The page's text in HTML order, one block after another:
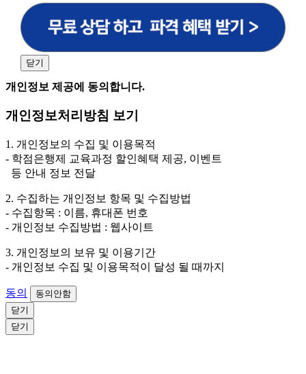
원격평생교육원을 비롯한 해커스 교육그룹의 새로운 서
비스 신상품이나 이벤트, 최신 정보 안내 등 신청자의 취
향에 맞는 최적의 서비스를 제공하기 위함.
어, 해커스일본어, 해커스잡, 해커스금융, 해커스임용, 해커스공무
원, 해커스경찰, 해커스소방, 해커스공인중개사, 해커스주택관리
사, 해커스편입 등)
3. 개인정보 보유/이용 기간: 법령상 정하는 경우를 제
외하고는 회원탈퇴 시까지 이용 및 보관합니다. 단, 비회
원이거나 상담 시로부터 3년 이내 탈퇴하는 자의 경우,
소비자 불만 또는 분쟁처리를 위해 3년간 보관합니다.
의 경우에는 상담 신청이 제한됩니다.
닫기
개인정보 제공에 동의합니다.
개인정보처리방침 보기
1. 개인정보의 수집 및 이용목적
- 학점은행제 교육과정 할인혜택 제공, 이벤트
등 안내 정보 전달
2. 수집하는 개인정보 항목 및 수집방법
- 수집항목 : 이름, 휴대폰 번호
- 개인정보 수집방법 : 웹사이트
3. 개인정보의 보유 및 이용기간
- 개인정보 수집 및 이용목적이 달성 될 때까지
동의
동의안함
닫기
닫기